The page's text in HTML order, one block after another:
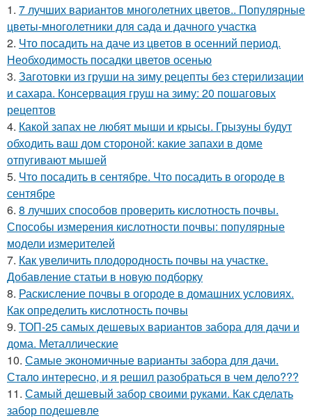
1. 7 лучших вариантов многолетних цветов.. Популярные
цветы-многолетники для сада и дачного участка
2. Что посадить на даче из цветов в осенний период.
Необходимость посадки цветов осенью
3. Заготовки из груши на зиму рецепты без стерилизации
и сахара. Консервация груш на зиму: 20 пошаговых
рецептов
4. Какой запах не любят мыши и крысы. Грызуны будут
обходить ваш дом стороной: какие запахи в доме
отпугивают мышей
5. Что посадить в сентябре. Что посадить в огороде в
сентябре
6. 8 лучших способов проверить кислотность почвы.
Способы измерения кислотности почвы: популярные
модели измерителей
7. Как увеличить плодородность почвы на участке.
Добавление статьи в новую подборку
8. Раскисление почвы в огороде в домашних условиях.
Как определить кислотность почвы
9. ТОП-25 самых дешевых вариантов забора для дачи и
дома. Металлические
10. Самые экономичные варианты забора для дачи.
Стало интересно, и я решил разобраться в чем дело???
11. Самый дешевый забор своими руками. Как сделать
забор подешевле